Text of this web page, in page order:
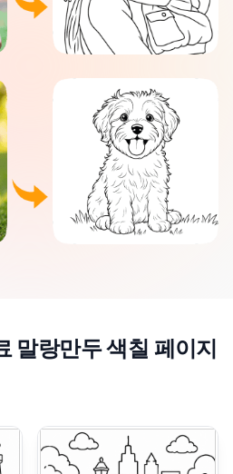
말랑만두 색칠 페이지